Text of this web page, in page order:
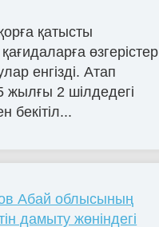
қатысты
өзгерістер
енгізді. Атап
жылғы 2 шілдедегі
бекітіл...
Абай облысының
дамыту жөніндегі